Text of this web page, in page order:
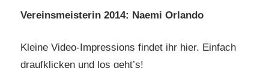
Vereinsmeisterin 2014: Naemi Orlando
Kleine Video-Impressions findet ihr hier. Einfach
draufklicken und los geht’s!